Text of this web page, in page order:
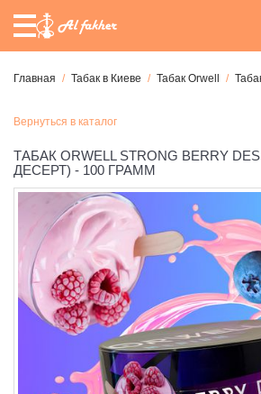
Главная Табак в Киеве Табак Orwell
Вернуться в каталог
ТАБАК ORWELL STRONG BERRY
ДЕСЕРТ) - 100 ГРАММ